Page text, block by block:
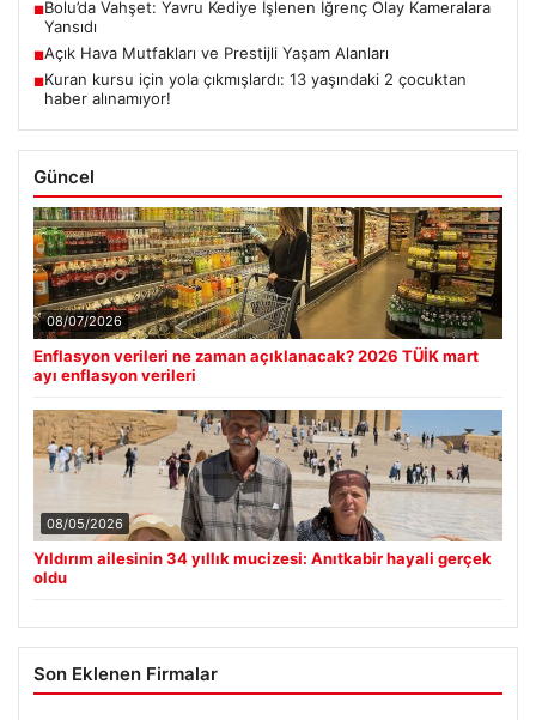
■Bolu’da Vahşet: Yavru Kediye İşlenen İğrenç Olay Kameralara
Yansıdı
■Açık Hava Mutfakları ve Prestijli Yaşam Alanları
■Kuran kursu için yola çıkmışlardı: 13 yaşındaki 2 çocuktan
haber alınamıyor!
Güncel
08/07/2026
Enflasyon verileri ne zaman açıklanacak? 2026 TÜİK mart
ayı enflasyon verileri
08/05/2026
Yıldırım ailesinin 34 yıllık mucizesi: Anıtkabir hayali gerçek
oldu
Son Eklenen Firmalar